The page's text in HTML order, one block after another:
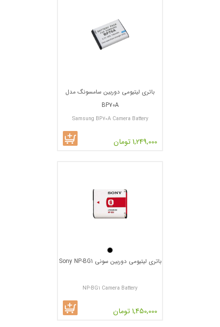
باتری لیتیومی دوربین سامسونگ مدل
BP70A
Samsung BP70A Camera Battery
1,249,000 تومان
باتری لیتیومی دوربین سونی Sony NP-BG1
NP-BG1 Camera Battery
1,450,000 تومان